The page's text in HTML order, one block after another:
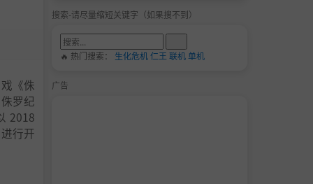
《侏
罗纪
2018
行开
搜索-请尽量缩短关键字（如果搜不到）
🔥 热门搜索： 生化危机仁王 联机单机
广告